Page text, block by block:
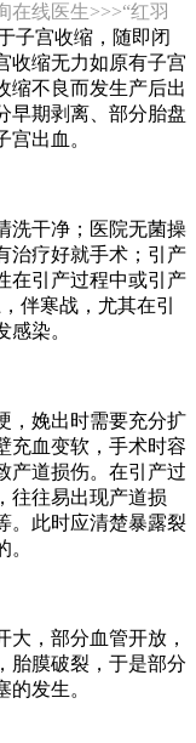
在线医生>>>“红羽
子宫收缩，随即闭
收缩无力如原有子宫
缩不良而发生产后出
早期剥离、部分胎盘
出血。
干净；医院无菌操
治疗好就手术；引产
在引产过程中或引产
伴寒战，尤其在引
染。
娩出时需要充分扩
充血变软，手术时容
产道损伤。在引产过
往往易出现产道损
。此时应清楚暴露裂
，部分血管开放，
胎膜破裂，于是部分
发生。